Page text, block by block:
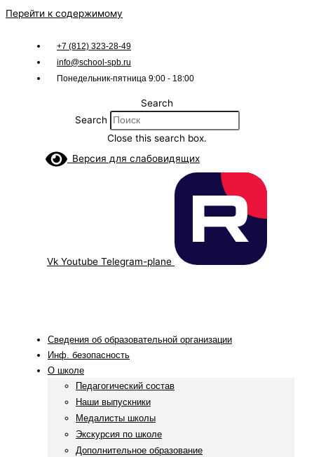
Перейти к содержимому
+7 (812) 323-28-49
info@school-spb.ru
Понедельник-пятница 9:00 - 18:00
Search
Search
Close this search box.
Версия для слабовидящих
Vk Youtube Telegram-plane
Сведения об образовательной организации
Инф. безопасность
О школе
Педагогический состав
Наши выпускники
Медалисты школы
Экскурсия по школе
Дополнительное образование